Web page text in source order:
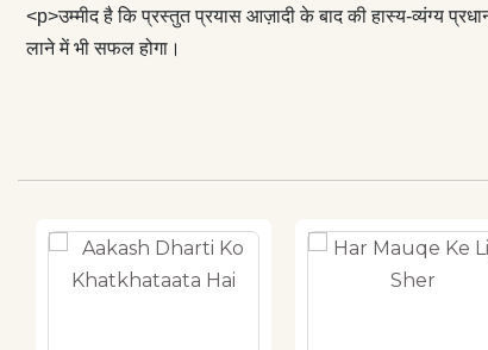
<p>उम्मीद है कि प्रस्तुत प्रयास आज़ादी के बाद की हास्य-व्यंग्य
लाने में भी सफल होगा।